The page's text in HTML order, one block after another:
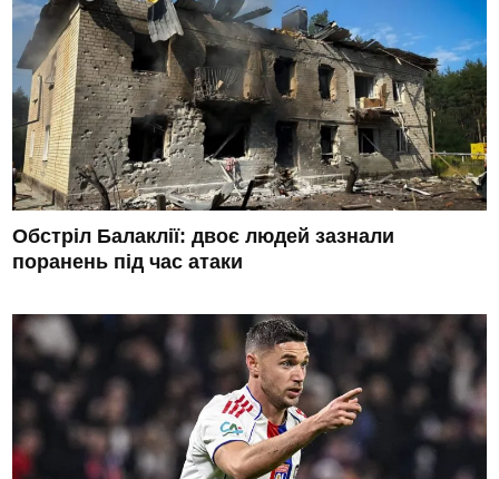
Обстріл Балаклії: двоє людей зазнали
поранень під час атаки